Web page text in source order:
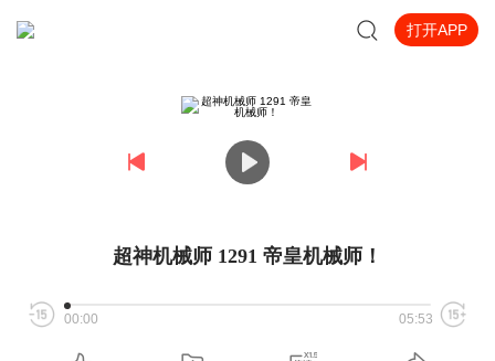
打开APP
超神机械师 1291 帝皇机械师！
00:00 05:53